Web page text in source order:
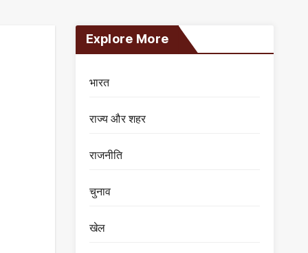
Explore More
भारत
राज्य और शहर
राजनीति
चुनाव
खेल